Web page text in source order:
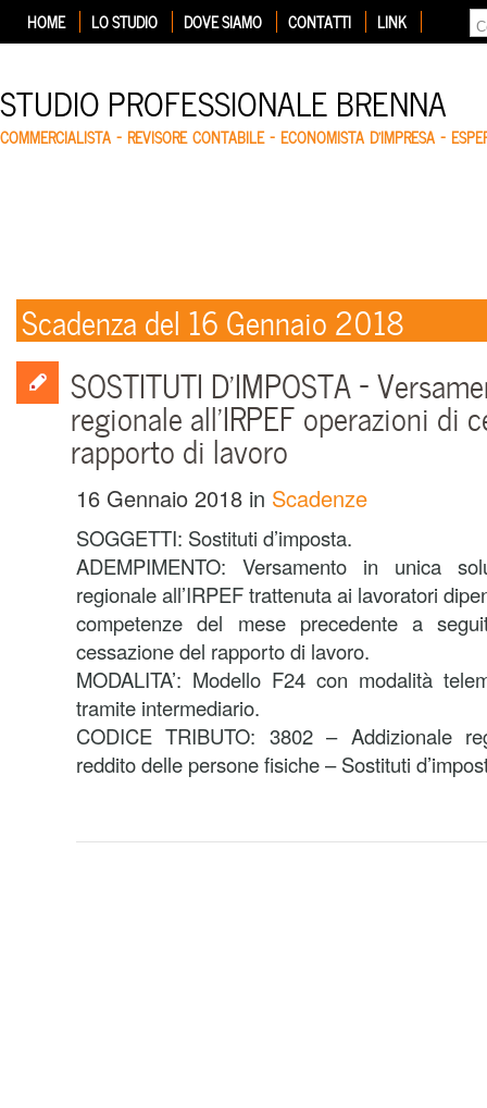
HOME LO STUDIO DOVE SIAMO CONTATTI LINK
STUDIO PROFESSIONALE BRENNA
COMMERCIALISTA – REVISORE CONTABILE – ECONOMISTA D'IMPRESA –
Scadenza del 16 Gennaio 2018
SOSTITUTI D’IMPOSTA –
regionale all’IRPEF operazioni di
rapporto di lavoro
16 Gennaio 2018 in Scadenze
SOGGETTI: Sostituti d’imposta.
ADEMPIMENTO: Versamento in unica
regionale all’IRPEF trattenuta ai lavoratori
competenze del mese precedente a
cessazione del rapporto di lavoro.
MODALITA’: Modello F24 con modalità
tramite intermediario.
CODICE TRIBUTO: 3802 – Addizionale
reddito delle persone fisiche – Sostituti